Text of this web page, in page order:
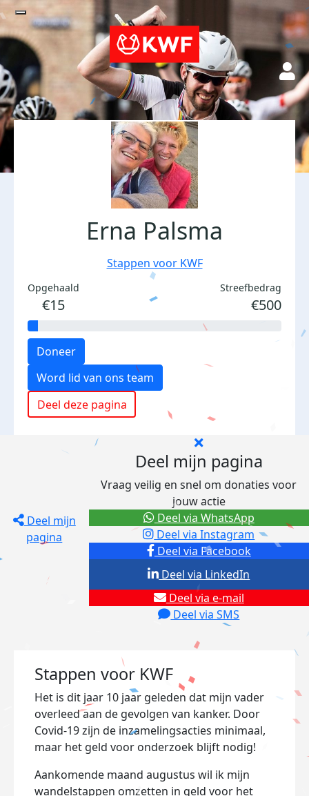
Erna Palsma
Stappen voor KWF
Opgehaald
€15
Streefbedrag
€500
Doneer
Word lid van ons team
Deel deze pagina
Deel mijn
pagina
Deel mijn pagina
Vraag veilig en snel om donaties voor
jouw actie
Deel via Facebook
Deel via Instagram
Deel via e-mail
Deel via SMS
Deel via LinkedIn
Deel via WhatsApp
Stappen voor KWF
Het is dit jaar 10 jaar geleden dat mijn vader
overleed aan de gevolgen van kanker. Door
Covid-19 zijn de inzamelingsacties minimaal,
maar het geld voor onderzoek blijft nodig!
Aankomende maand augustus wil ik mijn
wandelstappen omzetten in geld voor het